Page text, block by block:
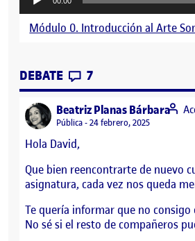
audio
Módulo 0. Introducción al Arte
DEBATE CONTRIBUTIONS
7EN
Beatriz Planas Bárbarasays:
Visibilidad:
Pública 24 febrero, 2025
Hola David,
Que bien reencontrarte de nuevo
asignatura, cada vez nos queda
Te quería informar que no consigo
No sé si el resto de compañeros